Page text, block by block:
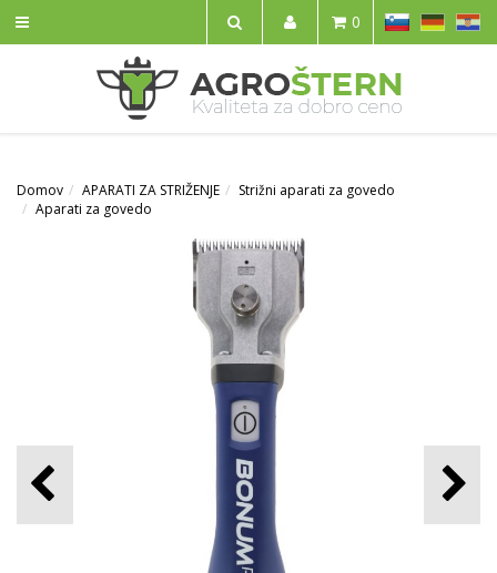
IŠČI
SL HR
0
Domov APARATI ZA STRIŽENJE
Strižni aparati za govedo
Aparati za govedo